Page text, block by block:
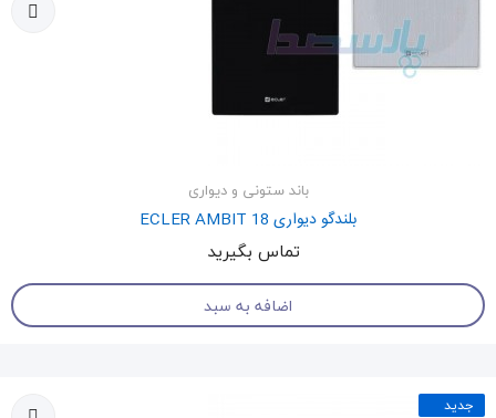
باند ستونی و دیواری
بلندگو دیواری ECLER AMBIT 18
تماس بگیرید
اضافه به سبد
جدید